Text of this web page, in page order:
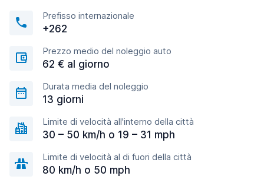
Prefisso internazionale
+262
Prezzo medio del noleggio auto
62 € al giorno
Durata media del noleggio
13 giorni
Limite di velocità all'interno della città
30 – 50 km/h o 19 – 31 mph
Limite di velocità al di fuori della città
80 km/h o 50 mph